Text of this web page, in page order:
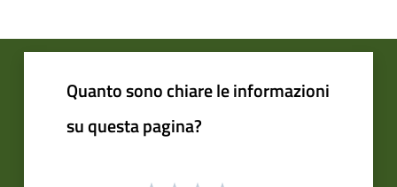
Quanto sono chiare le informazioni
su questa pagina?